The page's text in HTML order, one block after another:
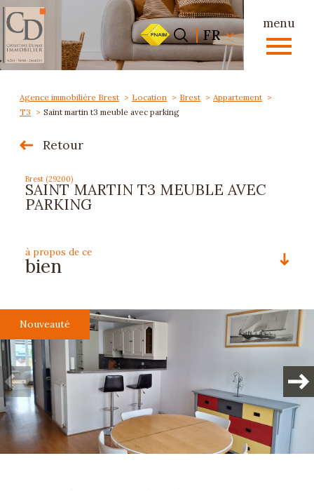
menu
Langue
FR
Accueil 0 Langue
FR
Agence immobilière Brest Location Brest
Appartement
T3
Saint martin t3 meuble avec parking
Retour
Brest (29200)
SAINT MARTIN T3 MEUBLE AVEC
PARKING
à propos de ce
bien
Plus d'informations
financières
Plus de
détails
Nouveauté